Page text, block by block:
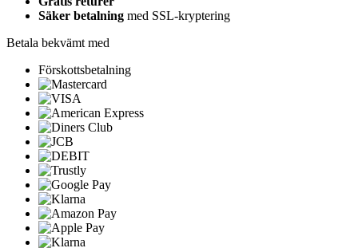
Säker betalning med SSL-kryptering
Betala bekvämt med
Förskottsbetalning